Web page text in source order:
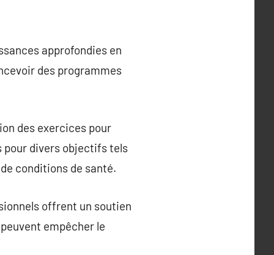
approfondies en
des programmes
des exercices pour
pour divers objectifs tels
conditions de santé.
offrent un soutien
empêcher le